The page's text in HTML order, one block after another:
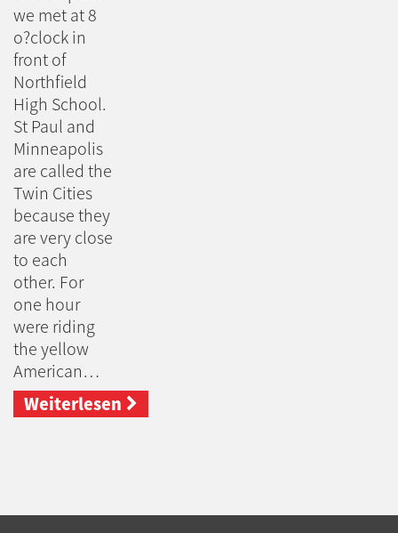
we met at 8
o?clock in
front of
Northfield
High School.
St Paul and
Minneapolis
are called the
Twin Cities
because they
are very close
to each
other. For
one hour
were riding
the yellow
American…
Weiterlesen